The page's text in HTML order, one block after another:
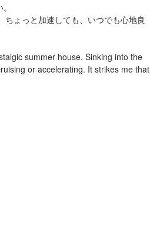
ょっと加速しても、いつでも心地良
summer house. Sinking into the
or accelerating. It strikes me that